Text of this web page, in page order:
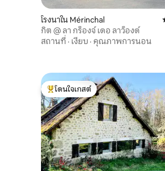
โรงนาใน Mérinchal
กิต @ ลา กร็องจ์ เดอ ลาว็องด์
สถานที่ · เงียบ · คุณภาพการนอน
โดนใจเกสต์ที่สุด
โดนใจเกสต์